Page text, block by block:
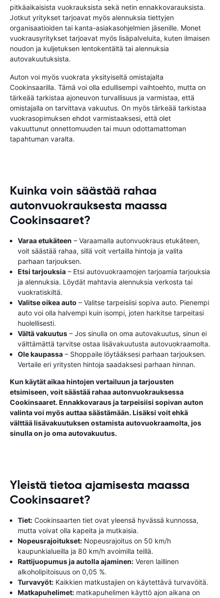
pitkäaikaisista vuokrauksista sekä netin ennakkovarauksista.
Jotkut yritykset tarjoavat myös alennuksia tiettyjen
organisaatioiden tai kanta-asiakasohjelmien jäsenille. Monet
vuokrausyritykset tarjoavat myös lisäpalveluita, kuten ilmaisen
noudon ja kuljetuksen lentokentältä tai alennuksia
autovakuutuksista.
Auton voi myös vuokrata yksityiseltä omistajalta
Cookinsaarilla. Tämä voi olla edullisempi vaihtoehto, mutta on
tärkeää tarkistaa ajoneuvon turvallisuus ja varmistaa, että
omistajalla on tarvittava vakuutus. On myös tärkeää tarkistaa
vuokrasopimuksen ehdot varmistaaksesi, että olet
vakuuttunut onnettomuuden tai muun odottamattoman
tapahtuman varalta.
Kuinka voin säästää rahaa
autonvuokrauksesta maassa
Cookinsaaret?
Varaa etukäteen – Varaamalla autonvuokraus etukäteen,
voit säästää rahaa, sillä voit vertailla hintoja ja valita
parhaan tarjouksen.
Etsi tarjouksia – Etsi autovuokraamojen tarjoamia tarjouksia
ja alennuksia. Löydät mahtavia alennuksia verkosta tai
vuokratiskiltä.
Valitse oikea auto – Valitse tarpeisiisi sopiva auto. Pienempi
auto voi olla halvempi kuin isompi, joten harkitse tarpeitasi
huolellisesti.
Vältä vakuutus – Jos sinulla on oma autovakuutus, sinun ei
välttämättä tarvitse ostaa lisävakuutusta autovuokraamolta.
Ole kaupassa – Shoppaile löytääksesi parhaan tarjouksen.
Vertaile eri yritysten hintoja saadaksesi parhaan hinnan.
Kun käytät aikaa hintojen vertailuun ja tarjousten
etsimiseen, voit säästää rahaa autonvuokrauksessa
Cookinsaaret. Ennakkovaraus ja tarpeisiisi sopivan auton
valinta voi myös auttaa säästämään. Lisäksi voit ehkä
välttää lisävakuutuksen ostamista autovuokraamolta, jos
sinulla on jo oma autovakuutus.
Yleistä tietoa ajamisesta maassa
Cookinsaaret?
Tiet: Cookinsaarten tiet ovat yleensä hyvässä kunnossa,
mutta voivat olla kapeita ja mutkaisia.
Nopeusrajoitukset: Nopeusrajoitus on 50 km/h
kaupunkialueilla ja 80 km/h avoimilla teillä.
Rattijuopumus ja autolla ajaminen: Veren laillinen
alkoholipitoisuus on 0,05 %.
Turvavyöt: Kaikkien matkustajien on käytettävä turvavöitä.
Matkapuhelimet: matkapuhelimen käyttö ajon aikana on